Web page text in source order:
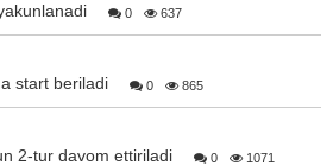
0 637
start beriladi 0 865
2-tur davom ettiriladi 0 1071